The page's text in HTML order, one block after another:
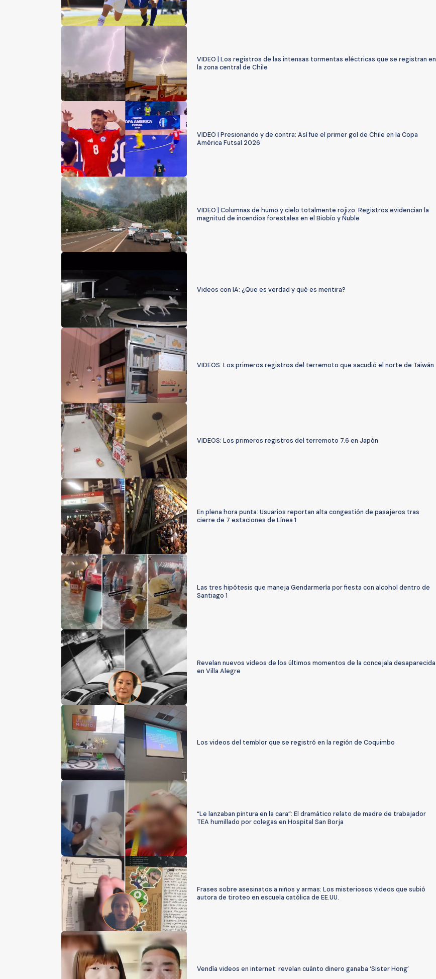
VIDEO | Los registros de las intensas tormentas eléctricas que se registran en
la zona central de Chile
VIDEO | Presionando y de contra: Así fue el primer gol de Chile en la Copa
América Futsal 2026
VIDEO | Columnas de humo y cielo totalmente rojizo: Registros evidencian la
magnitud de incendios forestales en el Biobío y Ñuble
Videos con IA: ¿Que es verdad y qué es mentira?
VIDEOS: Los primeros registros del terremoto que sacudió el norte de Taiwán
VIDEOS: Los primeros registros del terremoto 7.6 en Japón
En plena hora punta: Usuarios reportan alta congestión de pasajeros tras
cierre de 7 estaciones de Línea 1
Las tres hipótesis que maneja Gendarmería por fiesta con alcohol dentro de
Santiago 1
Revelan nuevos videos de los últimos momentos de la concejala desaparecida
en Villa Alegre
Los videos del temblor que se registró en la región de Coquimbo
“Le lanzaban pintura en la cara”: El dramático relato de madre de trabajador
TEA humillado por colegas en Hospital San Borja
Frases sobre asesinatos a niños y armas: Los misteriosos videos que subió
autora de tiroteo en escuela católica de EE.UU.
Vendía videos en internet: revelan cuánto dinero ganaba ‘Sister Hong’